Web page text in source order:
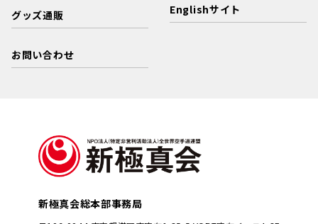
グッズ通販
お問い合わせ
Englishサイト
新極真会総本部事務局